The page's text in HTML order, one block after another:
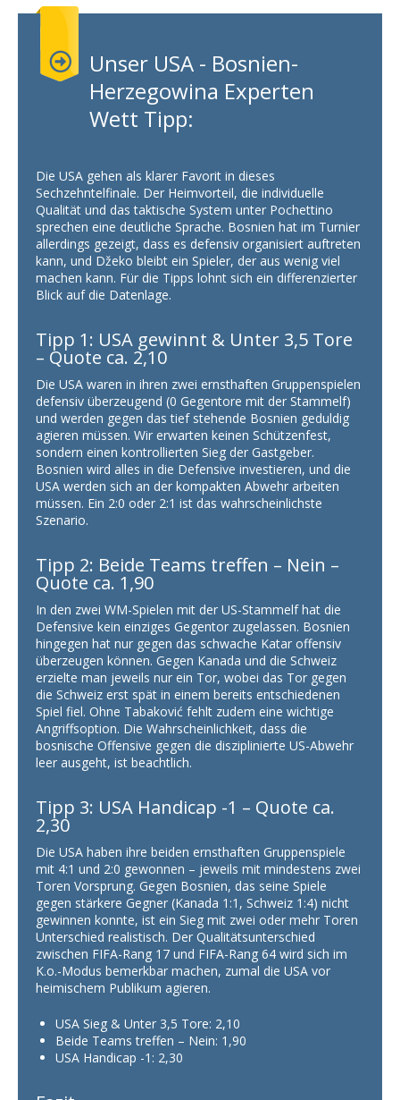
Unser USA - Bosnien-
Herzegowina Experten
Wett Tipp:
Die USA gehen als klarer Favorit in dieses
Sechzehntelfinale. Der Heimvorteil, die individuelle
Qualität und das taktische System unter Pochettino
sprechen eine deutliche Sprache. Bosnien hat im Turnier
allerdings gezeigt, dass es defensiv organisiert auftreten
kann, und Džeko bleibt ein Spieler, der aus wenig viel
machen kann. Für die Tipps lohnt sich ein differenzierter
Blick auf die Datenlage.
Tipp 1: USA gewinnt & Unter 3,5 Tore
– Quote ca. 2,10
Die USA waren in ihren zwei ernsthaften Gruppenspielen
defensiv überzeugend (0 Gegentore mit der Stammelf)
und werden gegen das tief stehende Bosnien geduldig
agieren müssen. Wir erwarten keinen Schützenfest,
sondern einen kontrollierten Sieg der Gastgeber.
Bosnien wird alles in die Defensive investieren, und die
USA werden sich an der kompakten Abwehr arbeiten
müssen. Ein 2:0 oder 2:1 ist das wahrscheinlichste
Szenario.
Tipp 2: Beide Teams treffen – Nein –
Quote ca. 1,90
In den zwei WM-Spielen mit der US-Stammelf hat die
Defensive kein einziges Gegentor zugelassen. Bosnien
hingegen hat nur gegen das schwache Katar offensiv
überzeugen können. Gegen Kanada und die Schweiz
erzielte man jeweils nur ein Tor, wobei das Tor gegen
die Schweiz erst spät in einem bereits entschiedenen
Spiel fiel. Ohne Tabaković fehlt zudem eine wichtige
Angriffsoption. Die Wahrscheinlichkeit, dass die
bosnische Offensive gegen die disziplinierte US-Abwehr
leer ausgeht, ist beachtlich.
Tipp 3: USA Handicap -1 – Quote ca.
2,30
Die USA haben ihre beiden ernsthaften Gruppenspiele
mit 4:1 und 2:0 gewonnen – jeweils mit mindestens zwei
Toren Vorsprung. Gegen Bosnien, das seine Spiele
gegen stärkere Gegner (Kanada 1:1, Schweiz 1:4) nicht
gewinnen konnte, ist ein Sieg mit zwei oder mehr Toren
Unterschied realistisch. Der Qualitätsunterschied
zwischen FIFA-Rang 17 und FIFA-Rang 64 wird sich im
K.o.-Modus bemerkbar machen, zumal die USA vor
heimischem Publikum agieren.
USA Sieg & Unter 3,5 Tore: 2,10
Beide Teams treffen – Nein: 1,90
USA Handicap -1: 2,30